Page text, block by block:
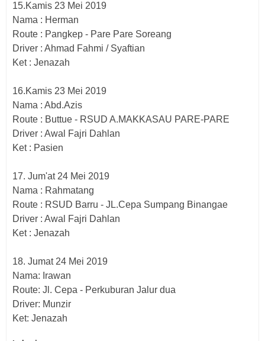
15.Kamis 23 Mei 2019
Nama : Herman
Route : Pangkep - Pare Pare Soreang
Driver : Ahmad Fahmi / Syaftian
Ket : Jenazah
16.Kamis 23 Mei 2019
Nama : Abd.Azis
Route : Buttue - RSUD A.MAKKASAU PARE-PARE
Driver : Awal Fajri Dahlan
Ket : Pasien
17. Jum'at 24 Mei 2019
Nama : Rahmatang
Route : RSUD Barru - JL.Cepa Sumpang Binangae
Driver : Awal Fajri Dahlan
Ket : Jenazah
18. Jumat 24 Mei 2019
Nama: Irawan
Route: Jl. Cepa - Perkuburan Jalur dua
Driver: Munzir
Ket: Jenazah